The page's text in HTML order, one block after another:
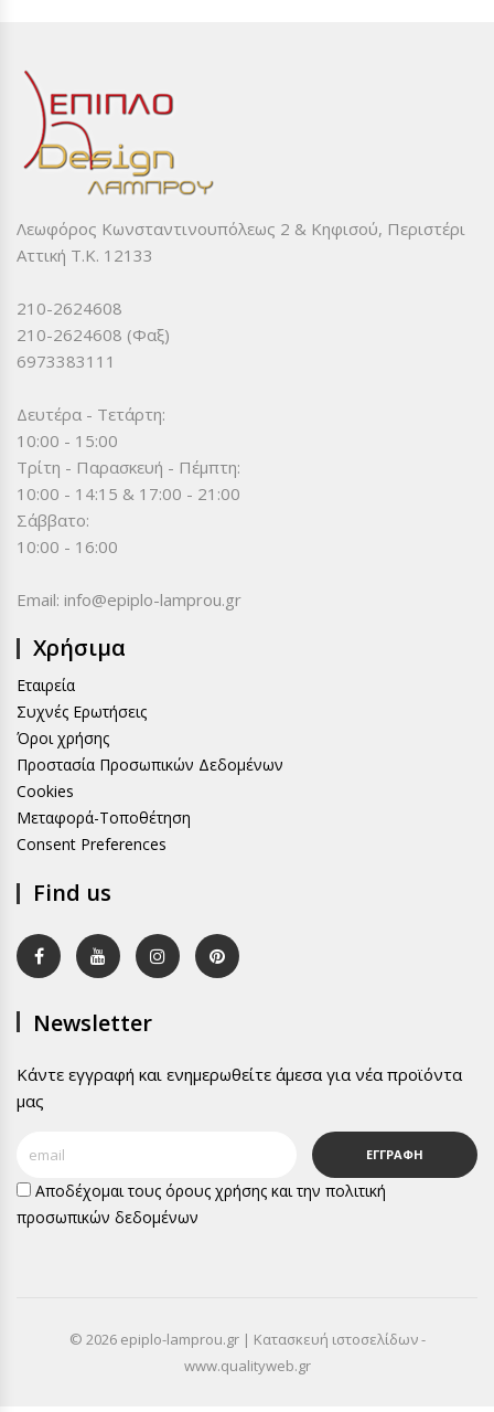
Λεωφόρος Κωνσταντινουπόλεως 2 & Κηφισού, Περιστέρι
Αττική Τ.Κ. 12133
210-2624608
210-2624608 (Φαξ)
6973383111
Δευτέρα - Τετάρτη:
10:00 - 15:00
Τρίτη - Παρασκευή - Πέμπτη:
10:00 - 14:15 & 17:00 - 21:00
Σάββατο:
10:00 - 16:00
Email: info@epiplo-lamprou.gr
Χρήσιμα
Εταιρεία
Συχνές Ερωτήσεις
Όροι χρήσης
Προστασία Προσωπικών Δεδομένων
Cookies
Μεταφορά-Τοποθέτηση
Consent Preferences
Find us
Newsletter
Κάντε εγγραφή και ενημερωθείτε άμεσα για νέα προϊόντα
μας
ΕΓΓΡΑΦΗ
Αποδέχομαι τους όρους χρήσης και την πολιτική
προσωπικών δεδομένων
© 2026 epiplo-lamprou.gr | Κατασκευή ιστοσελίδων -
www.qualityweb.gr